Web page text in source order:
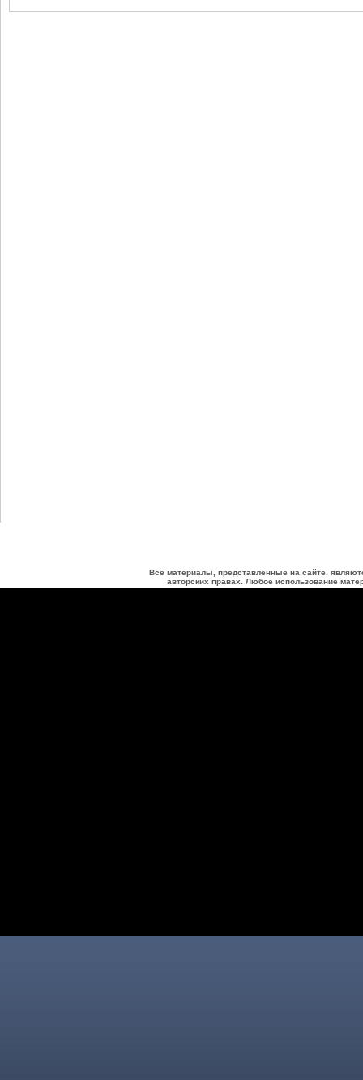
Все материалы, представленные на сайте,
авторских правах. Любое использование